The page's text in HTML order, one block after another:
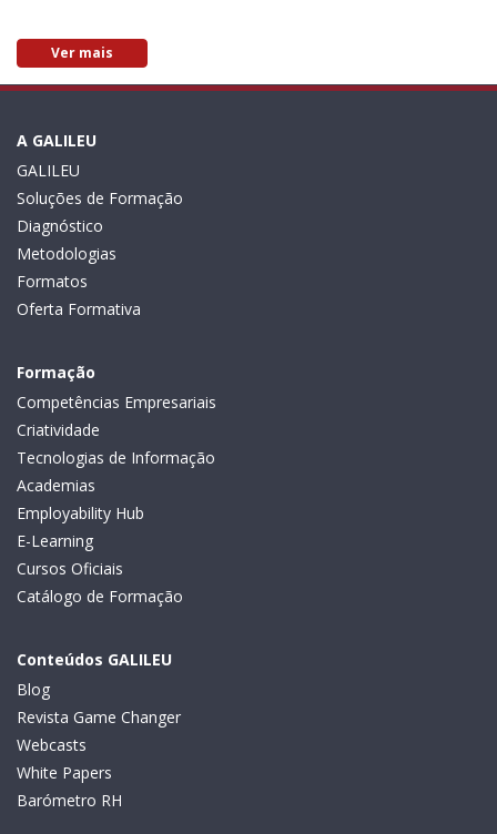
Ver mais
A GALILEU
GALILEU
Soluções de Formação
Diagnóstico
Metodologias
Formatos
Oferta Formativa
Formação
Competências Empresariais
Criatividade
Tecnologias de Informação
Academias
Employability Hub
E-Learning
Cursos Oficiais
Catálogo de Formação
Conteúdos GALILEU
Blog
Revista Game Changer
Webcasts
White Papers
Barómetro RH